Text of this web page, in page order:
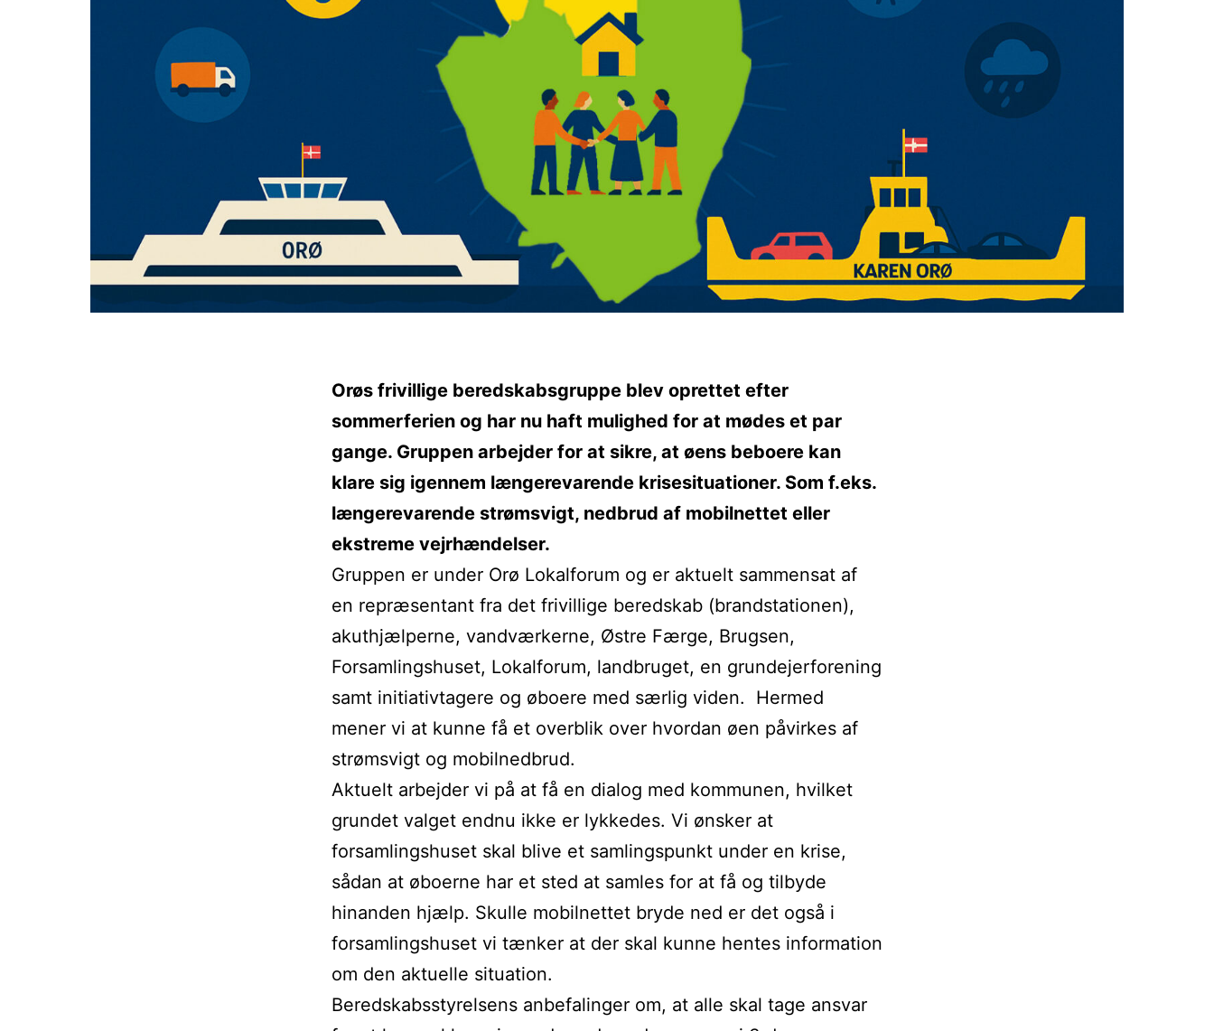
Orøs frivillige beredskabsgruppe blev oprettet efter
sommerferien og har nu haft mulighed for at mødes et par
gange. Gruppen arbejder for at sikre, at øens beboere kan
klare sig igennem længerevarende krisesituationer. Som f.eks.
længerevarende strømsvigt, nedbrud af mobilnettet eller
ekstreme vejrhændelser.
Gruppen er under Orø Lokalforum og er aktuelt sammensat af
en repræsentant fra det frivillige beredskab (brandstationen),
akuthjælperne, vandværkerne, Østre Færge, Brugsen,
Forsamlingshuset, Lokalforum, landbruget, en grundejerforening
samt initiativtagere og øboere med særlig viden. Hermed
mener vi at kunne få et overblik over hvordan øen påvirkes af
strømsvigt og mobilnedbrud.
Aktuelt arbejder vi på at få en dialog med kommunen, hvilket
grundet valget endnu ikke er lykkedes. Vi ønsker at
forsamlingshuset skal blive et samlingspunkt under en krise,
sådan at øboerne har et sted at samles for at få og tilbyde
hinanden hjælp. Skulle mobilnettet bryde ned er det også i
forsamlingshuset vi tænker at der skal kunne hentes information
om den aktuelle situation.
Beredskabsstyrelsens anbefalinger om, at alle skal tage ansvar